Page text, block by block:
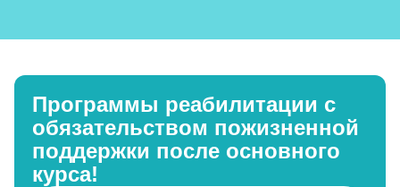
Программы реабилитации с
обязательством пожизненной
поддержки после основного
курса!